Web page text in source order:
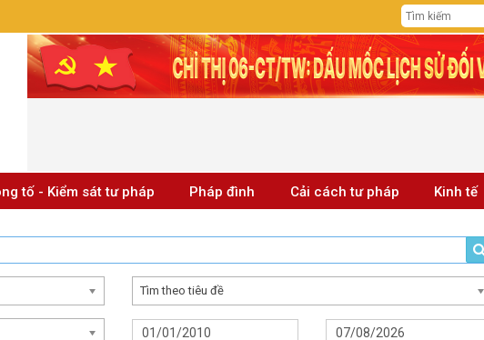
tố - Kiểm sát tư pháp Pháp đình Cải cách tư pháp Kinh tế
Tìm theo tiêu đề